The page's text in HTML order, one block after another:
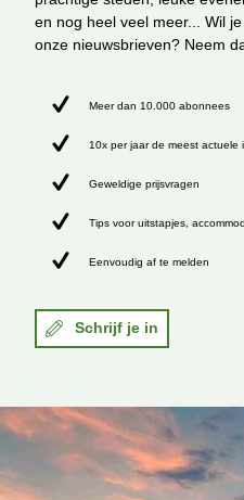
en nog heel veel meer... Wil
onze nieuwsbrieven? Neem
Meer dan 10.000 abonnees
10x per jaar de meest actuele
Geweldige prijsvragen
Tips voor uitstapjes,
Eenvoudig af te melden
Schrijf je in